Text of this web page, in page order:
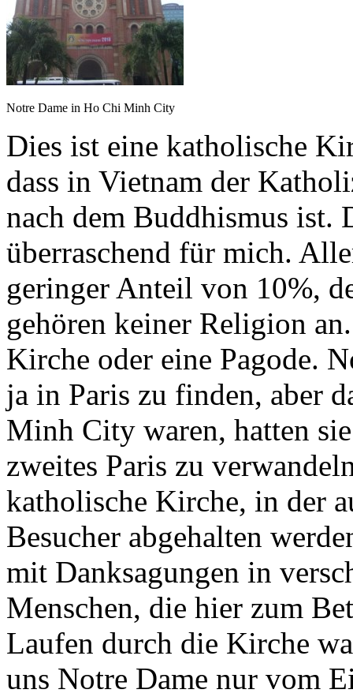
Notre Dame in Ho Chi Minh City
Dies ist eine katholische
dass in Vietnam der
nach dem Buddhismus ist.
überraschend für mich.
geringer Anteil von 10%,
gehören keiner Religion
Kirche oder eine Pagode.
ja in Paris zu finden, aber
Minh City waren, hatten
zweites Paris zu
katholische Kirche, in der
Besucher abgehalten
mit Danksagungen in
Menschen, die hier zum
Laufen durch die Kirche
uns Notre Dame nur vom